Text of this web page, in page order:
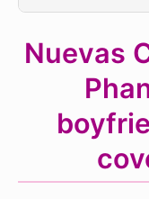
Nuevas